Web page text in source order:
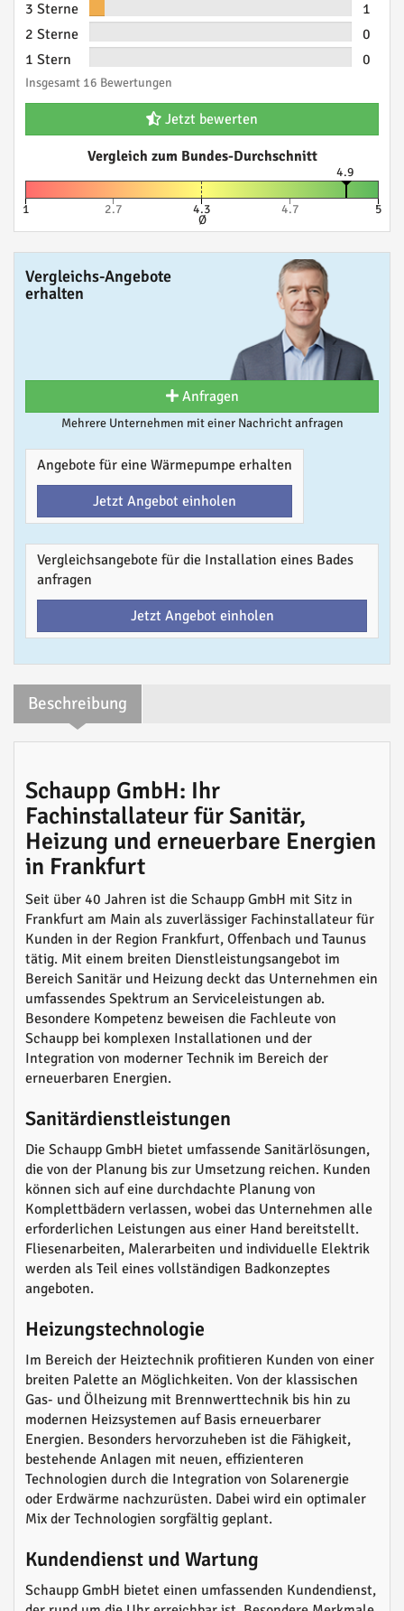
3 Sterne
1
2 Sterne
0
1 Stern
0
Insgesamt 16 Bewertungen
Jetzt bewerten
Vergleich zum Bundes-Durchschnitt
4.9
1 2.7 4.3
Ø
4.7 5
Vergleichs-Angebote
erhalten
Anfragen
Mehrere Unternehmen mit einer Nachricht anfragen
Angebote für eine Wärmepumpe erhalten
Jetzt Angebot einholen
Vergleichsangebote für die Installation eines Bades
anfragen
Jetzt Angebot einholen
Beschreibung
Schaupp GmbH: Ihr
Fachinstallateur für Sanitär,
Heizung und erneuerbare Energien
in Frankfurt
Seit über 40 Jahren ist die Schaupp GmbH mit Sitz in
Frankfurt am Main als zuverlässiger Fachinstallateur für
Kunden in der Region Frankfurt, Offenbach und Taunus
tätig. Mit einem breiten Dienstleistungsangebot im
Bereich Sanitär und Heizung deckt das Unternehmen ein
umfassendes Spektrum an Serviceleistungen ab.
Besondere Kompetenz beweisen die Fachleute von
Schaupp bei komplexen Installationen und der
Integration von moderner Technik im Bereich der
erneuerbaren Energien.
Sanitärdienstleistungen
Die Schaupp GmbH bietet umfassende Sanitärlösungen,
die von der Planung bis zur Umsetzung reichen. Kunden
können sich auf eine durchdachte Planung von
Komplettbädern verlassen, wobei das Unternehmen alle
erforderlichen Leistungen aus einer Hand bereitstellt.
Fliesenarbeiten, Malerarbeiten und individuelle Elektrik
werden als Teil eines vollständigen Badkonzeptes
angeboten.
Heizungstechnologie
Im Bereich der Heiztechnik profitieren Kunden von einer
breiten Palette an Möglichkeiten. Von der klassischen
Gas- und Ölheizung mit Brennwerttechnik bis hin zu
modernen Heizsystemen auf Basis erneuerbarer
Energien. Besonders hervorzuheben ist die Fähigkeit,
bestehende Anlagen mit neuen, effizienteren
Technologien durch die Integration von Solarenergie
oder Erdwärme nachzurüsten. Dabei wird ein optimaler
Mix der Technologien sorgfältig geplant.
Kundendienst und Wartung
Schaupp GmbH bietet einen umfassenden Kundendienst,